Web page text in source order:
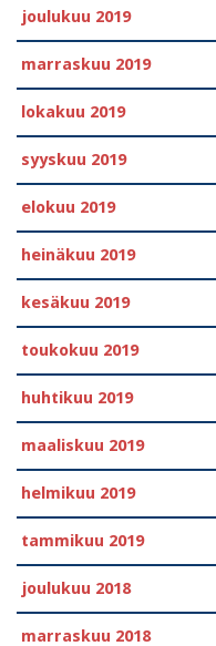
joulukuu 2019
marraskuu 2019
lokakuu 2019
syyskuu 2019
elokuu 2019
heinäkuu 2019
kesäkuu 2019
toukokuu 2019
huhtikuu 2019
maaliskuu 2019
helmikuu 2019
tammikuu 2019
joulukuu 2018
marraskuu 2018